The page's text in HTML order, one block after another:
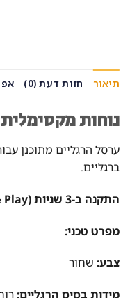
תיאור חוות דעת (0)
נוחות
ערסל הרגליים מתוכנן
ברגליים.
התקנה ב-3 שניות (Plug & Play):
מפרט טכני:
צבע: שחור
מידות בסיס הרגליים:רוחב 23.8 ס"מ